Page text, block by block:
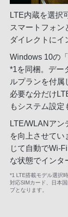
LTE内蔵を選択
スマートフォン
ダイレクトにイ
Windows 10の
*1を同梱。デー
ルプランを付属
必要な分だけ
もシステム設定
LTE/WLANア
を向上させてい
じて自動でWi-
な状態でインタ
*1 LTE搭載モデル選択
対応SIMカード、日本
ブとなります。